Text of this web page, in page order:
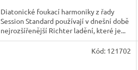
Diatonické foukací harmoniky z řady
Session Standard používají v dnešní době
nejrozšířenější Richter ladění, které je...
Kód: 121702